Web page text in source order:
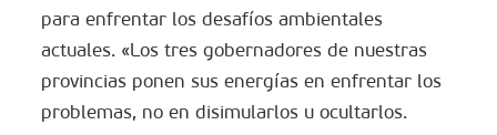
para enfrentar los desafíos ambientales
actuales. «Los tres gobernadores de nuestras
provincias ponen sus energías en enfrentar los
problemas, no en disimularlos u ocultarlos.